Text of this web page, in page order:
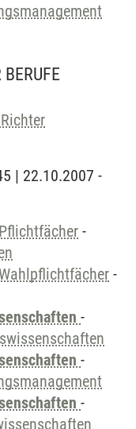
| 22.10.2007 -
Pflichtfächer -
-
-
-
-